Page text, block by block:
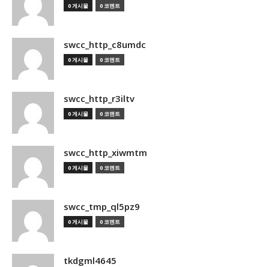
0 게시물 0 코멘트
swcc_http_c8umdc
0 게시물 0 코멘트
swcc_http_r3iltv
0 게시물 0 코멘트
swcc_http_xiwmtm
0 게시물 0 코멘트
swcc_tmp_ql5pz9
0 게시물 0 코멘트
tkdgml4645